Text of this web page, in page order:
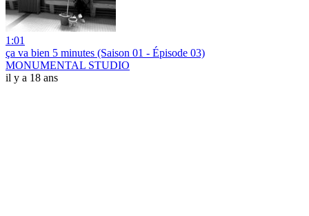
1:01
ça va bien 5 minutes (Saison 01 - Épisode 03)
MONUMENTAL STUDIO
il y a 18 ans